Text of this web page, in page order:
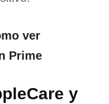
ver
Prime
y